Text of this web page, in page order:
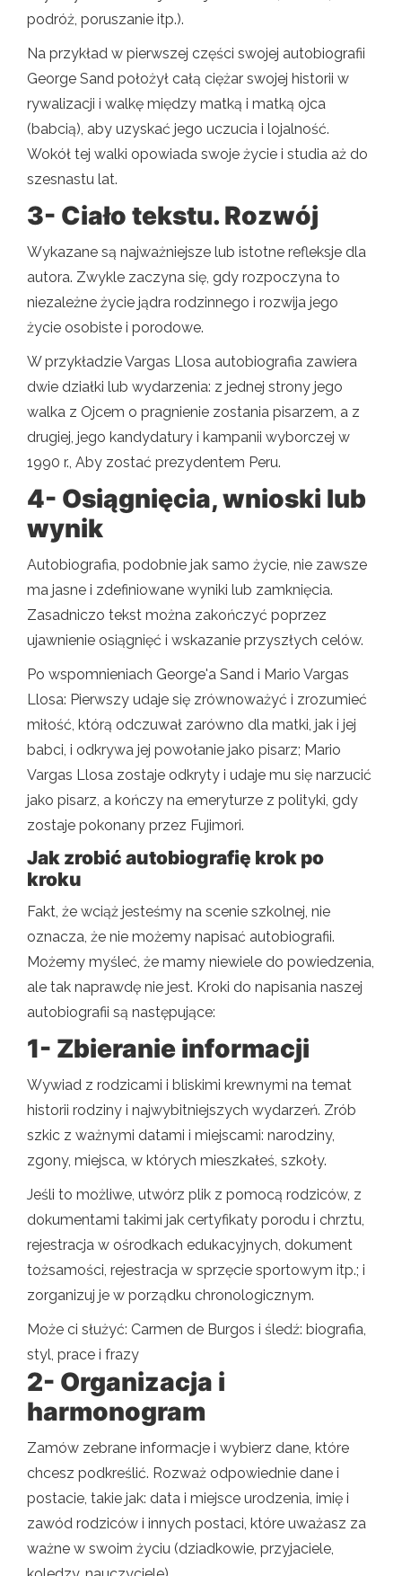
podróż, poruszanie itp.).
Na przykład w pierwszej części swojej autobiografii
George Sand położył całą ciężar swojej historii w
rywalizacji i walkę między matką i matką ojca
(babcią), aby uzyskać jego uczucia i lojalność.
Wokół tej walki opowiada swoje życie i studia aż do
szesnastu lat.
3- Ciało tekstu. Rozwój
Wykazane są najważniejsze lub istotne refleksje dla
autora. Zwykle zaczyna się, gdy rozpoczyna to
niezależne życie jądra rodzinnego i rozwija jego
życie osobiste i porodowe.
W przykładzie Vargas Llosa autobiografia zawiera
dwie działki lub wydarzenia: z jednej strony jego
walka z Ojcem o pragnienie zostania pisarzem, a z
drugiej, jego kandydatury i kampanii wyborczej w
1990 r., Aby zostać prezydentem Peru.
4- Osiągnięcia, wnioski lub
wynik
Autobiografia, podobnie jak samo życie, nie zawsze
ma jasne i zdefiniowane wyniki lub zamknięcia.
Zasadniczo tekst można zakończyć poprzez
ujawnienie osiągnięć i wskazanie przyszłych celów.
Po wspomnieniach George'a Sand i Mario Vargas
Llosa: Pierwszy udaje się zrównoważyć i zrozumieć
miłość, którą odczuwał zarówno dla matki, jak i jej
babci, i odkrywa jej powołanie jako pisarz; Mario
Vargas Llosa zostaje odkryty i udaje mu się narzucić
jako pisarz, a kończy na emeryturze z polityki, gdy
zostaje pokonany przez Fujimori.
Jak zrobić autobiografię krok po
kroku
Fakt, że wciąż jesteśmy na scenie szkolnej, nie
oznacza, że ​​nie możemy napisać autobiografii.
Możemy myśleć, że mamy niewiele do powiedzenia,
ale tak naprawdę nie jest. Kroki do napisania naszej
autobiografii są następujące:
1- Zbieranie informacji
Wywiad z rodzicami i bliskimi krewnymi na temat
historii rodziny i najwybitniejszych wydarzeń. Zrób
szkic z ważnymi datami i miejscami: narodziny,
zgony, miejsca, w których mieszkałeś, szkoły.
Jeśli to możliwe, utwórz plik z pomocą rodziców, z
dokumentami takimi jak certyfikaty porodu i chrztu,
rejestracja w ośrodkach edukacyjnych, dokument
tożsamości, rejestracja w sprzęcie sportowym itp.; i
zorganizuj je w porządku chronologicznym.
Może ci służyć: Carmen de Burgos i śledź: biografia,
styl, prace i frazy
2- Organizacja i
harmonogram
Zamów zebrane informacje i wybierz dane, które
chcesz podkreślić. Rozważ odpowiednie dane i
postacie, takie jak: data i miejsce urodzenia, imię i
zawód rodziców i innych postaci, które uważasz za
ważne w swoim życiu (dziadkowie, przyjaciele,